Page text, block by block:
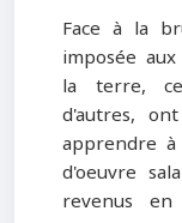
Face à la
imposée
la terre,
d'autres,
apprendre
d'oeuvre
revenus